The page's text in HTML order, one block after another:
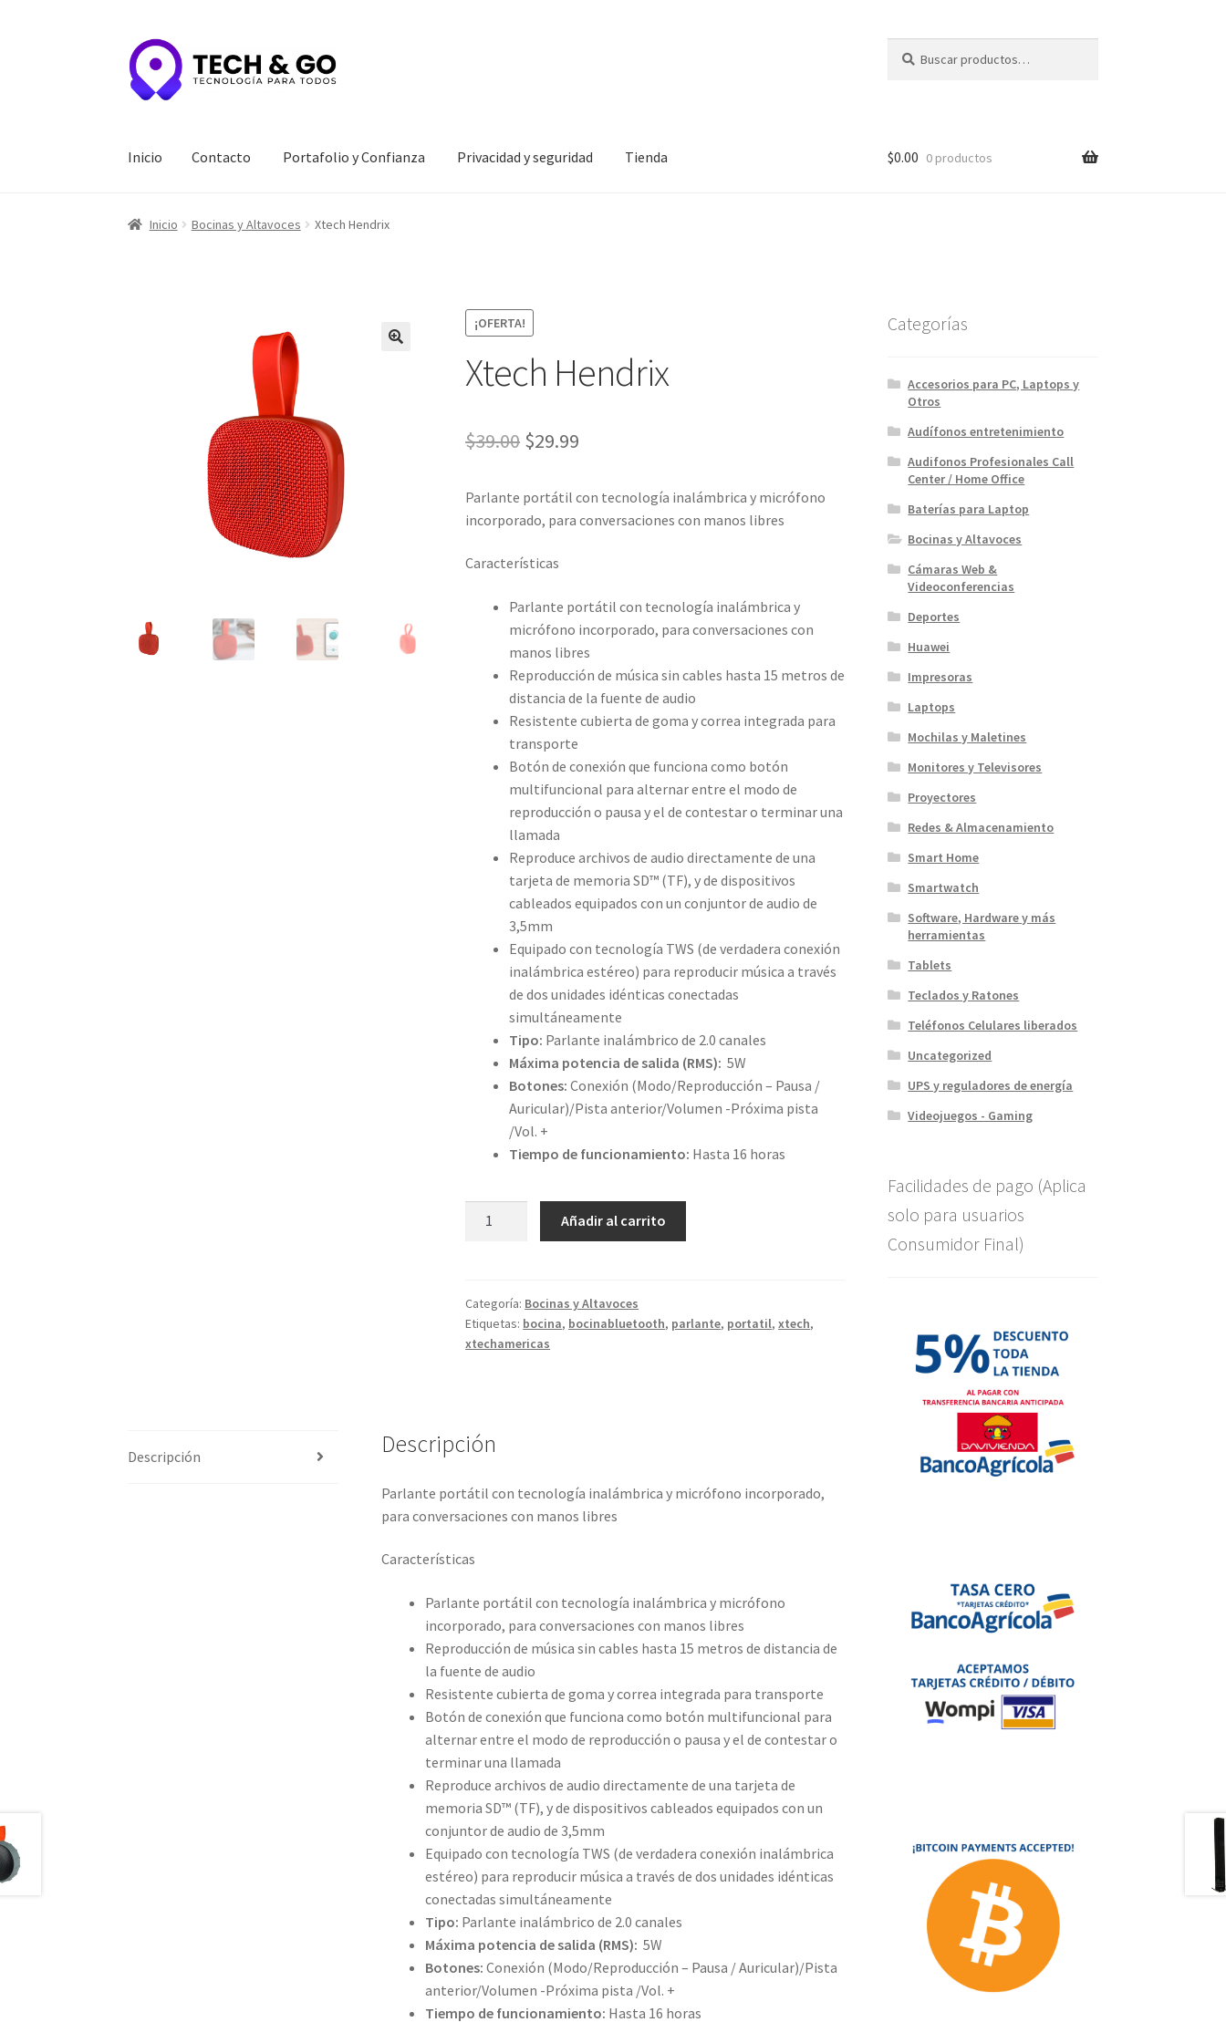
Ir
a
la
Ir
al
contenido
por:
Inicio Contacto Portafolio y Confianza Privacidad y seguridad Tienda
Inicio Contacto Portafolio y Confianza Privacidad y seguridad
$0.00 0 productos
Inicio Bocinas y Altavoces Xtech Hendrix
¡OFERTA!
Xtech Hendrix
$39.00 El
original
$39.00.
$29.99
actual
Parlante portátil con tecnología inalámbrica y micrófono
incorporado, para conversaciones con manos libres
Características
Parlante portátil con tecnología inalámbrica y
micrófono incorporado, para conversaciones con
manos libres
Reproducción de música sin cables hasta 15 metros de
distancia de la fuente de audio
Resistente cubierta de goma y correa integrada para
transporte
Botón de conexión que funciona como botón
multifuncional para alternar entre el modo de
reproducción o pausa y el de contestar o terminar una
llamada
Reproduce archivos de audio directamente de una
tarjeta de memoria SD™ (TF), y de dispositivos
cableados equipados con un conjuntor de audio de
3,5mm
Equipado con tecnología TWS (de verdadera conexión
inalámbrica estéreo) para reproducir música a través
de dos unidades idénticas conectadas
simultáneamente
Tipo: Parlante inalámbrico de 2.0 canales
Máxima potencia de salida (RMS): 5W
Botones:Conexión (Modo/Reproducción – Pausa /
Auricular)/Pista anterior/Volumen -Próxima pista
/Vol. +
Tiempo de funcionamiento: Hasta 16 horas
Añadir al carrito
Categoría: Bocinas y Altavoces
Etiquetas: bocina, bocinabluetooth, parlante, portatil,xtech,
xtechamericas
Descripción Descripción
Parlante portátil con tecnología inalámbrica y micrófono incorporado,
para conversaciones con manos libres
Características
Parlante portátil con tecnología inalámbrica y micrófono
incorporado, para conversaciones con manos libres
Reproducción de música sin cables hasta 15 metros de distancia de
la fuente de audio
Resistente cubierta de goma y correa integrada para transporte
Botón de conexión que funciona como botón multifuncional para
alternar entre el modo de reproducción o pausa y el de contestar o
terminar una llamada
Reproduce archivos de audio directamente de una tarjeta de
memoria SD™ (TF), y de dispositivos cableados equipados con un
conjuntor de audio de 3,5mm
Equipado con tecnología TWS (de verdadera conexión inalámbrica
estéreo) para reproducir música a través de dos unidades idénticas
conectadas simultáneamente
Tipo: Parlante inalámbrico de 2.0 canales
Máxima potencia de salida (RMS): 5W
Botones: Conexión (Modo/Reproducción – Pausa / Auricular)/Pista
anterior/Volumen -Próxima pista /Vol. +
Tiempo de funcionamiento: Hasta 16 horas
Categorías
Accesorios para PC, Laptops y
Otros
Audífonos entretenimiento
Audifonos Profesionales Call
Center / Home Office
Baterías para Laptop
Bocinas y Altavoces
Cámaras Web &
Videoconferencias
Deportes
Huawei
Impresoras
Laptops
Mochilas y Maletines
Monitores y Televisores
Proyectores
Redes & Almacenamiento
Smart Home
Smartwatch
Software, Hardware y más
herramientas
Tablets
Teclados y Ratones
Teléfonos Celulares liberados
Uncategorized
UPS y reguladores de energía
Videojuegos - Gaming
Facilidades de pago (Aplica
solo para usuarios
Consumidor Final)